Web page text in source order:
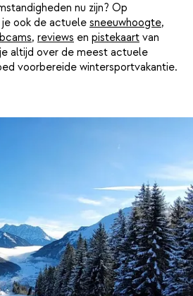
nu zijn? Op
ook de actuele sneeuwhoogte,
, reviews en pistekaart van
altijd over de meest actuele
voorbereide wintersportvakantie.